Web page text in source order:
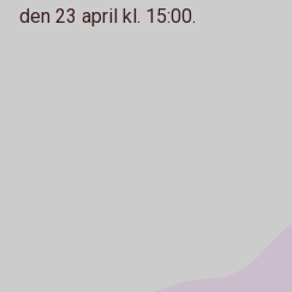
den 23 april kl. 15:00.